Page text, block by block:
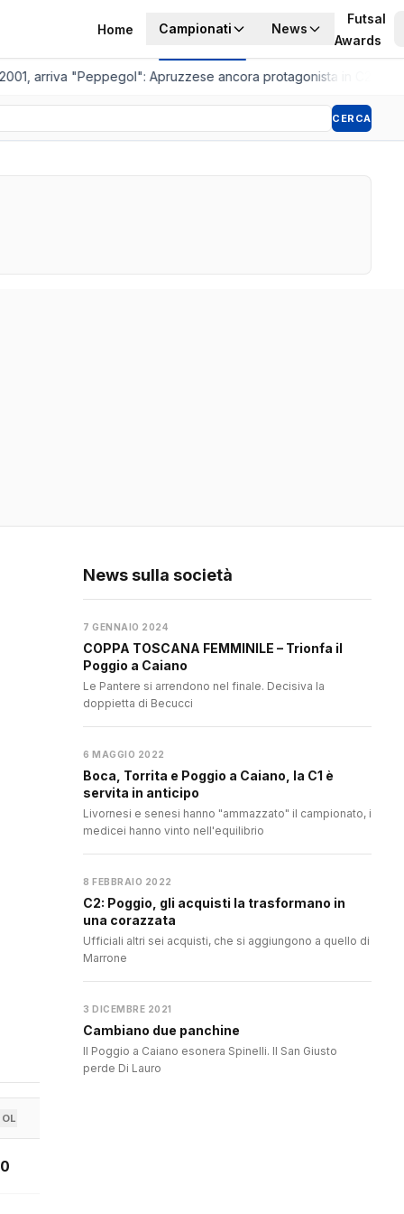
Home Campionati News
Futsal
Awards
arriva "Peppegol": Apruzzese ancora protagonista in C2
CERCA
0
News sulla società
7 GENNAIO 2024
COPPA TOSCANA FEMMINILE – Trionfa il
Poggio a Caiano
Le Pantere si arrendono nel finale. Decisiva la
doppietta di Becucci
6 MAGGIO 2022
Boca, Torrita e Poggio a Caiano, la C1 è
servita in anticipo
Livornesi e senesi hanno "ammazzato" il campionato, i
medicei hanno vinto nell'equilibrio
8 FEBBRAIO 2022
C2: Poggio, gli acquisti la trasformano in
una corazzata
Ufficiali altri sei acquisti, che si aggiungono a quello di
Marrone
3 DICEMBRE 2021
Cambiano due panchine
Il Poggio a Caiano esonera Spinelli. Il San Giusto
perde Di Lauro